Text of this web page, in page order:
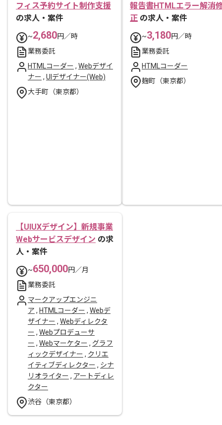
フィス予約サイト制作支援
の求人・案件
~2,680円／時
業務委託
HTMLコーダー , Webデザイ
ナー , UIデザイナー(Web)
大手町（東京都）
報告書HTMLエラー解消
正 の求人・案件
~3,180円／時
業務委託
HTMLコーダー
麹町（東京都）
【UIUXデザイン】新規事業
Webサービスデザイン の求
人・案件
~650,000円／月
業務委託
マークアップエンジニ
ア , HTMLコーダー , Webデ
ザイナー , Webディレクタ
ー , Webプロデューサ
ー , Webマーケター , グラフ
ィックデザイナー , クリエ
イティブディレクター , シナ
リオライター , アートディレ
クター
渋谷（東京都）